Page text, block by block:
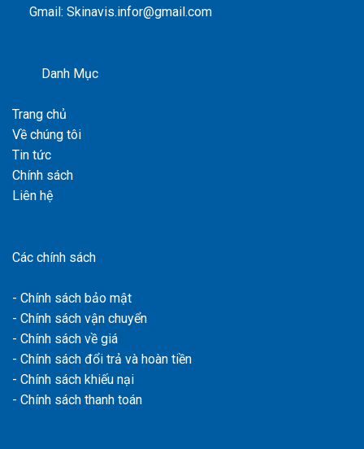
Gmail: Skinavis.infor@gmail.com
Danh Mục
Trang chủ
Về chúng tôi
Tin tức
Chính sách
Liên hệ
Các chính sách
- Chính sách bảo mật
- Chính sách vận chuyển
- Chính sách về giá
- Chính sách đổi trả và hoàn tiền
- Chính sách khiếu nại
- Chính sách thanh toán